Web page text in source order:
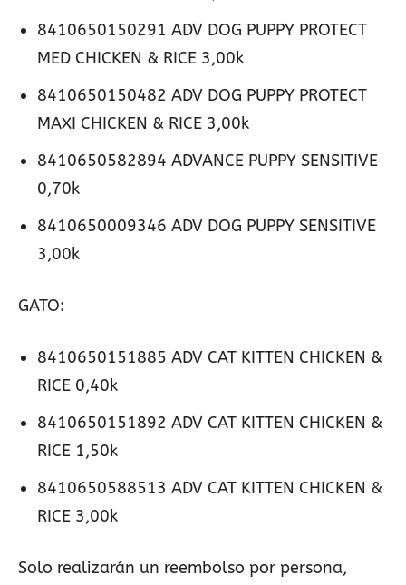
8410650150291 ADV DOG PUPPY PROTECT
MED CHICKEN & RICE 3,00k
8410650150482 ADV DOG PUPPY PROTECT
MAXI CHICKEN & RICE 3,00k
8410650582894 ADVANCE PUPPY SENSITIVE
0,70k
8410650009346 ADV DOG PUPPY SENSITIVE
3,00k
GATO:
8410650151885 ADV CAT KITTEN CHICKEN &
RICE 0,40k
8410650151892 ADV CAT KITTEN CHICKEN &
RICE 1,50k
8410650588513 ADV CAT KITTEN CHICKEN &
RICE 3,00k
Solo realizarán un reembolso por persona,